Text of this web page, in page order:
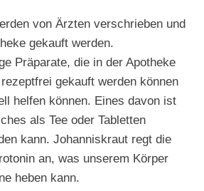
von Ärzten verschrieben und
gekauft werden.
Präparate, die in der Apotheke
gekauft werden können
helfen können. Eines davon ist
als Tee oder Tabletten
kann. Johanniskraut regt die
an, was unserem Körper
heben kann.